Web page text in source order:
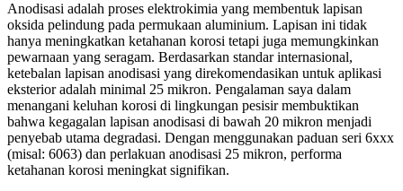
Anodisasi adalah proses elektrokimia yang membentuk lapisan
oksida pelindung pada permukaan aluminium. Lapisan ini tidak
hanya meningkatkan ketahanan korosi tetapi juga memungkinkan
pewarnaan yang seragam. Berdasarkan standar internasional,
ketebalan lapisan anodisasi yang direkomendasikan untuk aplikasi
eksterior adalah minimal 25 mikron. Pengalaman saya dalam
menangani keluhan korosi di lingkungan pesisir membuktikan
bahwa kegagalan lapisan anodisasi di bawah 20 mikron menjadi
penyebab utama degradasi. Dengan menggunakan paduan seri 6xxx
(misal: 6063) dan perlakuan anodisasi 25 mikron, performa
ketahanan korosi meningkat signifikan.